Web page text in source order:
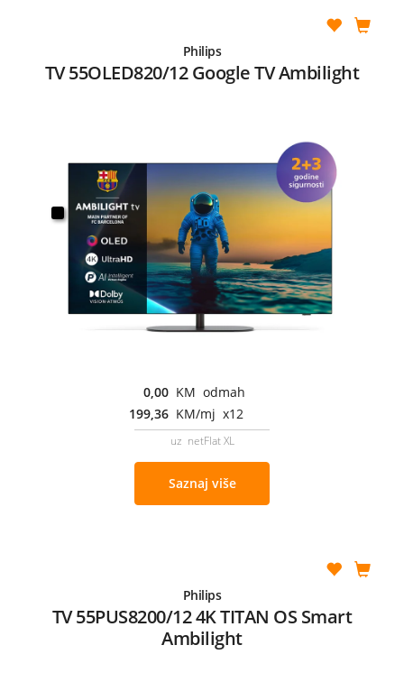
Philips
TV 55OLED820/12 Google TV Ambilight
0,00 KM odmah
199,36 KM/mj x12
uz netFlat XL
Saznaj više
Philips
TV 55PUS8200/12 4K TITAN OS Smart
Ambilight